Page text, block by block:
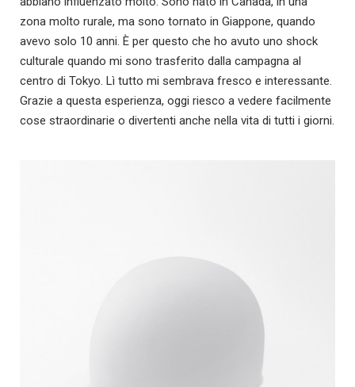
zona molto rurale, ma sono tornato in Giappone, quando
avevo solo 10 anni. È per questo che ho avuto uno shock
culturale quando mi sono trasferito dalla campagna al
centro di Tokyo. Lì tutto mi sembrava fresco e interessante.
Grazie a questa esperienza, oggi riesco a vedere facilmente
cose straordinarie o divertenti anche nella vita di tutti i giorni.